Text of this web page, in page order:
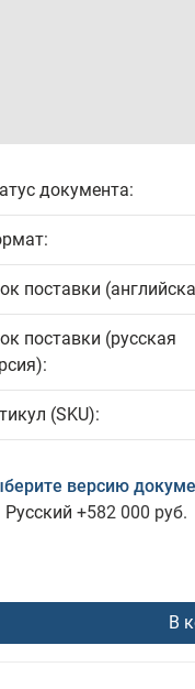
документа:
поставки
поставки (русская
(SKU):
версию
Русский +582 000 руб.
В